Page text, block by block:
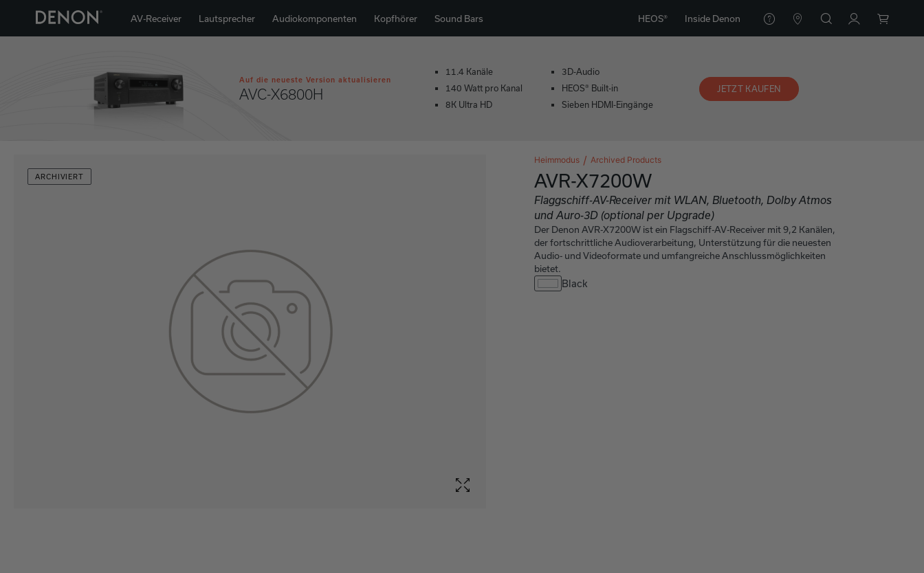
AV-Receiver Lautsprecher Audiokomponenten Kopfhörer Sound Bars HEOS® Inside Denon
Auf die neueste Version aktualisieren
AVC-X6800H
11.4 Kanäle
140 Watt pro Kanal
8K Ultra HD
3D-Audio
HEOS® Built-in
Sieben HDMI-Eingänge
JETZT KAUFEN
ARCHIVIERT
Heimmodus Archived Products
AVR-X7200W
Flaggschiff-AV-Receiver mit WLAN, Bluetooth, Dolby Atmos
und Auro-3D (optional per Upgrade)
Der Denon AVR-X7200W ist ein Flagschiff-AV-Receiver mit 9,2 Kanälen,
der fortschrittliche Audioverarbeitung, Unterstützung für die neuesten
Audio- und Videoformate und umfangreiche Anschlussmöglichkeiten
bietet.
Black